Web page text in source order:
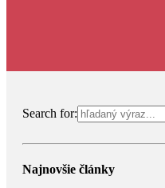
Search for:
Najnovšie články